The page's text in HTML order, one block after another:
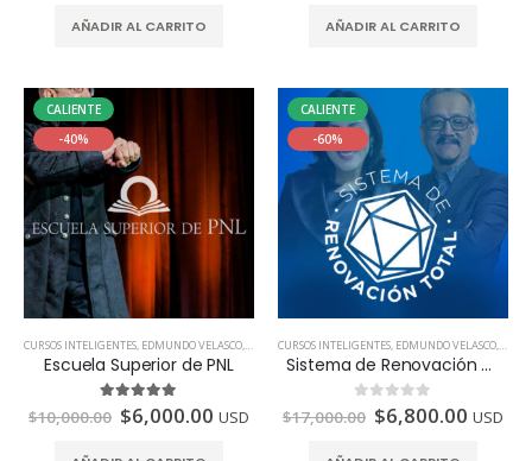
AÑADIR AL CARRITO AÑADIR AL CARRITO
CALIENTE
-40%
CURSOS INTELIGENTES EDMUNDO VELASCO TODOS LOS PAÍSES
Escuela Superior de PNL
5.00de 5
$10,000.00 $6,000.00 USD
CALIENTE
-60%
CURSOS INTELIGENTES EDMUNDO VELASCO
Sistema de Renovación Total
de 5
$17,000.00 $6,800.00 USD